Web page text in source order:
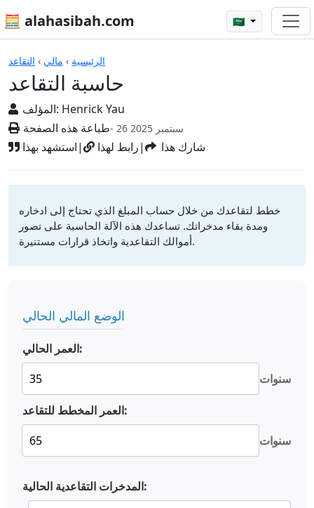
🧮 alahasibah.com 🇸🇦
الرئيسية › مالي › التقاعد
حاسبة التقاعد
المؤلف: Henrick Yau
طباعة هذه الصفحة
- 26 سبتمبر 2025
استشهد بهذا| رابط لهذا| شارك هذا
الآلات الحاسبة
خطط لتقاعدك من خلال حساب المبلغ الذي تحتاج إلى ادخاره
ومدة بقاء مدخراتك. تساعدك هذه الآلة الحاسبة على تصور
أموالك التقاعدية واتخاذ قرارات مستنيرة.
الوضع المالي الحالي
العمر الحالي:
سنوات
العمر المخطط للتقاعد:
سنوات
المدخرات التقاعدية الحالية: